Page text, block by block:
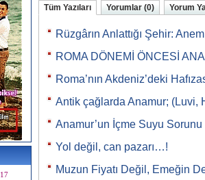
17
Tüm Yazıları Yorumlar (0) Yorum
Rüzgârın Anlattığı Şehir:
ROMA DÖNEMİ ÖNCESİ
Roma’nın Akdeniz’deki
Antik çağlarda Anamur; (Luvi,
Anamur’un İçme Suyu Sorunu
Yol değil, can pazarı…!
Muzun Fiyatı Değil, Emeğin